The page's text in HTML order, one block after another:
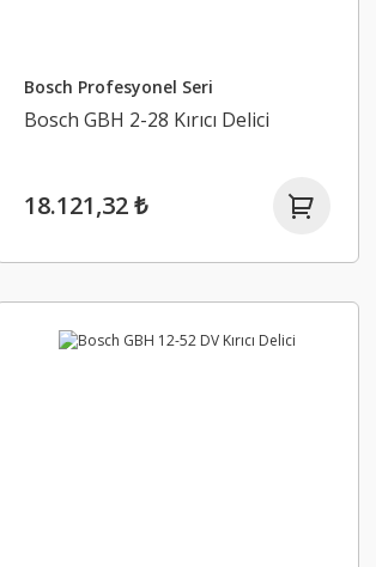
Bosch Profesyonel Seri
Bosch GBH 2-28 Kırıcı Delici
18.121,32 ₺